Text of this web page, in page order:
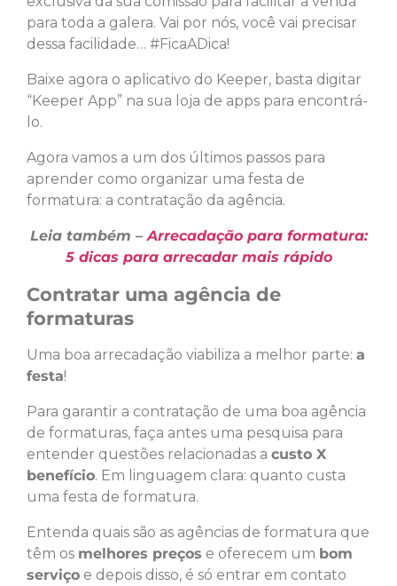
para toda a galera. Vai por nós, você vai precisar
dessa facilidade… #FicaADica!
Baixe agora o aplicativo do Keeper, basta digitar
“Keeper App” na sua loja de apps para encontrá-
lo.
Agora vamos a um dos últimos passos para
aprender como organizar uma festa de
formatura: a contratação da agência.
Leia também –Arrecadação para formatura:
5 dicas para arrecadar mais rápido
Contratar uma agência de
formaturas
Uma boa arrecadação viabiliza a melhor parte: a
festa!
Para garantir a contratação de uma boa agência
de formaturas, faça antes uma pesquisa para
entender questões relacionadas a custo X
benefício. Em linguagem clara: quanto custa
uma festa de formatura.
Entenda quais são as agências de formatura que
têm os melhores preços e oferecem um bom
serviço e depois disso, é só entrar em contato